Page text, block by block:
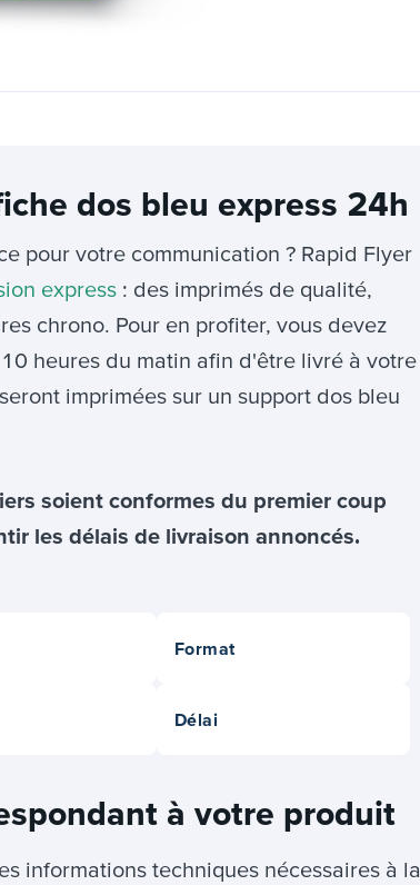
dos bleu express 24h
pour votre communication ? Rapid Flyer
express : des imprimés de qualité,
chrono. Pour en profiter, vous devez
heures du matin afin d'être livré à votre
imprimées sur un support dos bleu
soient conformes du premier coup
les délais de livraison annoncés.
Format
Délai
à votre produit
informations techniques nécessaires à la